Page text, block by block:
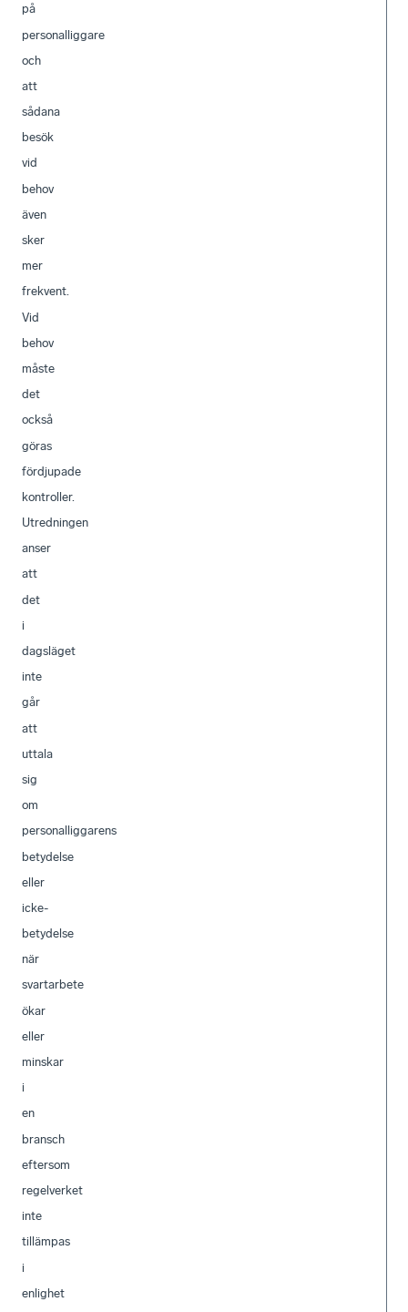
på
personalliggare
och
att
sådana
besök
vid
behov
även
sker
mer
frekvent.
Vid
behov
måste
det
också
göras
fördjupade
kontroller.
Utredningen
anser
att
det
i
dagsläget
inte
går
att
uttala
sig
om
personalliggarens
betydelse
eller
icke-
betydelse
när
svartarbete
ökar
eller
minskar
i
en
bransch
eftersom
regelverket
inte
tillämpas
i
enlighet